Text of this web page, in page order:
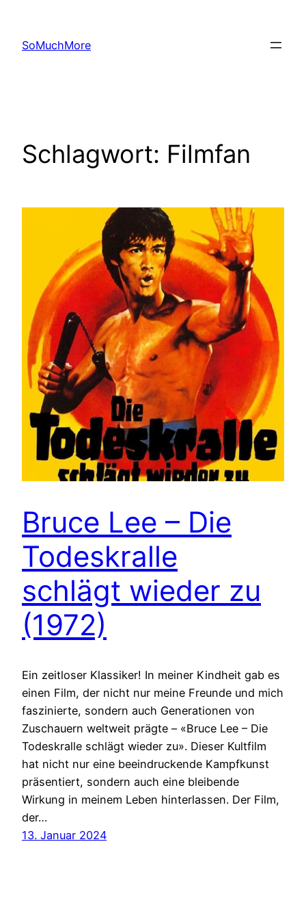
springen
SoMuchMore
Schlagwort: Filmfan
Bruce Lee – Die
Todeskralle
schlägt wieder zu
(1972)
Ein zeitloser Klassiker! In meiner Kindheit gab es
einen Film, der nicht nur meine Freunde und mich
faszinierte, sondern auch Generationen von
Zuschauern weltweit prägte – «Bruce Lee – Die
Todeskralle schlägt wieder zu». Dieser Kultfilm
hat nicht nur eine beeindruckende Kampfkunst
präsentiert, sondern auch eine bleibende
Wirkung in meinem Leben hinterlassen. Der Film,
der…
13. Januar 2024